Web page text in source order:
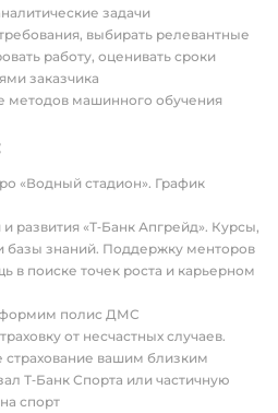
задачи
выбирать релевантные
работу, оценивать сроки
заказчика
методов машинного обучения
«Водный стадион». График
развития «Т‑Банк Апгрейд». Курсы,
базы знаний. Поддержку менторов
в поиске точек роста и карьерном
полис ДМС
от несчастных случаев.
вашим близким
Т‑Банк Спорта или частичную
спорт